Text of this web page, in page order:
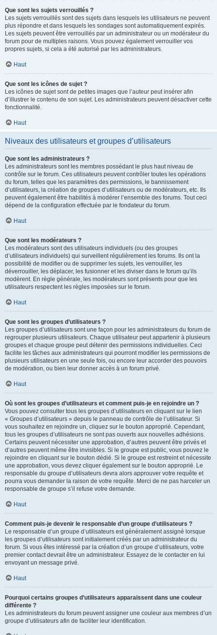
Que sont les sujets verrouillés ?
Les sujets verrouillés sont des sujets dans lesquels les utilisateurs ne peuvent
plus répondre et dans lesquels les sondages sont automatiquement expirés.
Les sujets peuvent être verrouillés par un administrateur ou un modérateur du
forum pour de multiples raisons. Vous pouvez également verrouiller vos
propres sujets, si cela a été autorisé par les administrateurs.
Haut
Que sont les icônes de sujet ?
Les icônes de sujet sont de petites images que l’auteur peut insérer afin
d’illustrer le contenu de son sujet. Les administrateurs peuvent désactiver cette
fonctionnalité.
Haut
Niveaux des utilisateurs et groupes d’utilisateurs
Que sont les administrateurs ?
Les administrateurs sont les membres possédant le plus haut niveau de
contrôle sur le forum. Ces utilisateurs peuvent contrôler toutes les opérations
du forum, telles que les paramètres des permissions, le bannissement
d’utilisateurs, la création de groupes d’utilisateurs ou de modérateurs, etc. Ils
peuvent également être habilités à modérer l’ensemble des forums. Tout ceci
dépend de la configuration effectuée par le fondateur du forum.
Haut
Que sont les modérateurs ?
Les modérateurs sont des utilisateurs individuels (ou des groupes
d’utilisateurs individuels) qui surveillent régulièrement les forums. Ils ont la
possibilité de modifier ou de supprimer les sujets, les verrouiller, les
déverrouiller, les déplacer, les fusionner et les diviser dans le forum qu’ils
modèrent. En règle générale, les modérateurs sont présents pour que les
utilisateurs respectent les règles imposées sur le forum.
Haut
Que sont les groupes d’utilisateurs ?
Les groupes d’utilisateurs sont une façon pour les administrateurs du forum de
regrouper plusieurs utilisateurs. Chaque utilisateur peut appartenir à plusieurs
groupes et chaque groupe peut détenir des permissions individuelles. Ceci
facilite les tâches aux administrateurs qui pourront modifier les permissions de
plusieurs utilisateurs en une seule fois, ou encore leur accorder des pouvoirs
de modération, ou bien leur donner accès à un forum privé.
Haut
Où sont les groupes d’utilisateurs et comment puis-je en rejoindre un ?
Vous pouvez consulter tous les groupes d’utilisateurs en cliquant sur le lien
« Groupes d’utilisateurs » depuis le panneau de contrôle de l’utilisateur. Si
vous souhaitez en rejoindre un, cliquez sur le bouton approprié. Cependant,
tous les groupes d’utilisateurs ne sont pas ouverts aux nouvelles adhésions.
Certains peuvent nécessiter une approbation, d’autres peuvent être privés et
d’autres peuvent même être invisibles. Si le groupe est public, vous pouvez le
rejoindre en cliquant sur le bouton dédié. Si le groupe est restreint et nécessite
une approbation, vous devez cliquer également sur le bouton approprié. Le
responsable du groupe d’utilisateurs devra alors approuver votre requête et
pourra vous demander la raison de votre requête. Merci de ne pas harceler un
responsable de groupe s’il refuse votre demande.
Haut
Comment puis-je devenir le responsable d’un groupe d’utilisateurs ?
Le responsable d’un groupe d’utilisateurs est généralement assigné lorsque
les groupes d’utilisateurs sont initialement créés par un administrateur du
forum. Si vous êtes intéressé par la création d’un groupe d’utilisateurs, votre
premier contact devrait être un administrateur. Essayez de le contacter en lui
envoyant un message privé.
Haut
Pourquoi certains groupes d’utilisateurs apparaissent dans une couleur
différente ?
Les administrateurs du forum peuvent assigner une couleur aux membres d’un
groupe d’utilisateurs afin de faciliter leur identification.